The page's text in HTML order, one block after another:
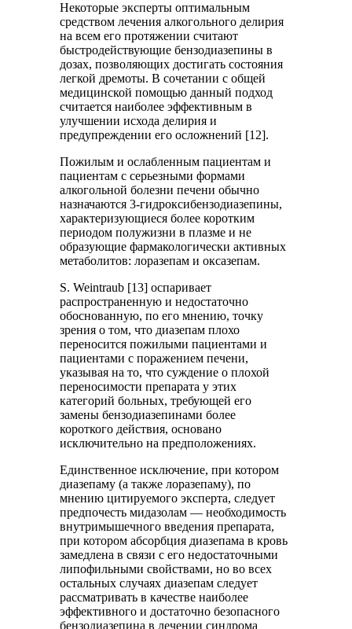
Некоторые эксперты оптимальным
средством лечения алкогольного делирия
на всем его протяжении считают
быстродействующие бензодиазепины в
дозах, позволяющих достигать состояния
легкой дремоты. В сочетании с общей
медицинской помощью данный подход
считается наиболее эффективным в
улучшении исхода делирия и
предупреждении его осложнений [12].
Пожилым и ослабленным пациентам и
пациентам с серьезными формами
алкогольной болезни печени обычно
назначаются 3-гидроксибензодиазепины,
характеризующиеся более коротким
периодом полужизни в плазме и не
образующие фармакологически активных
метаболитов: лоразепам и оксазепам.
S. Weintraub [13] оспаривает
распространенную и недостаточно
обоснованную, по его мнению, точку
зрения о том, что диазепам плохо
переносится пожилыми пациентами и
пациентами с поражением печени,
указывая на то, что суждение о плохой
переносимости препарата у этих
категорий больных, требующей его
замены бензодиазепинами более
короткого действия, основано
исключительно на предположениях.
Единственное исключение, при котором
диазепаму (а также лоразепаму), по
мнению цитируемого эксперта, следует
предпочесть мидазолам — необходимость
внутримышечного введения препарата,
при котором абсорбция диазепама в кровь
замедлена в связи с его недостаточными
липофильными свойствами, но во всех
остальных случаях диазепам следует
рассматривать в качестве наиболее
эффективного и достаточно безопасного
бензодиазепина в лечении синдрома